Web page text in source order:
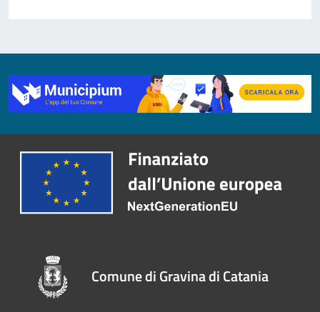
Comune di Gravina di Catania